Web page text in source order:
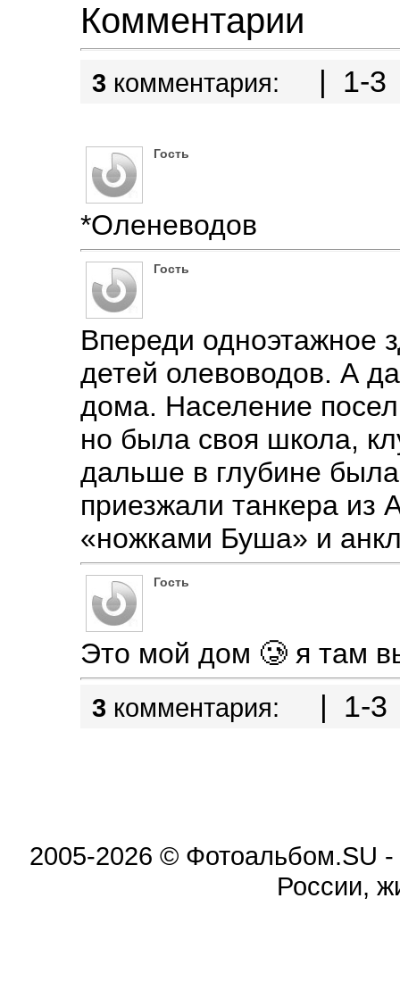
Комментарии
3 комментария: | 1-3
Гость
*Оленеводов
Гость
Впереди одноэтажное
детей олевоводов. А
дома. Население
но была своя школа,
дальше в глубине
приезжали танкера из
«ножками Буша» и
Гость
Это мой дом 🥲 я там
3 комментария: | 1-3
2005-2026 © Фотоальбом.SU -
России,